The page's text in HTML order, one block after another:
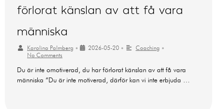
förlorat känslan av att få vara
människa
Karolina Palmberg • 2026-05-20 • Coaching •
No Comments
Du är inte omotiverad, du har förlorat känslan av att få vara
människa ”Du är inte motiverad, därför kan vi inte erbjuda …